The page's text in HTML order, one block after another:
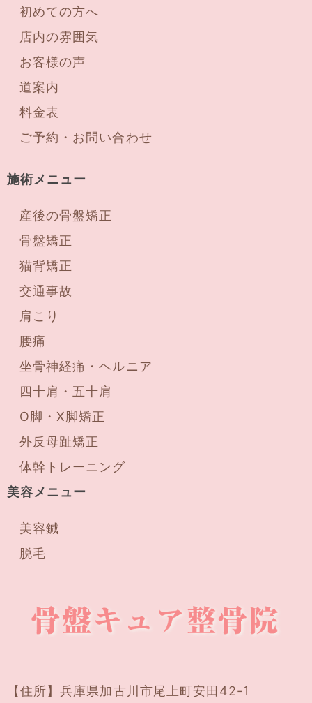
初めての方へ
店内の雰囲気
お客様の声
道案内
料金表
ご予約・お問い合わせ
施術メニュー
産後の骨盤矯正
骨盤矯正
猫背矯正
交通事故
肩こり
腰痛
坐骨神経痛・ヘルニア
四十肩・五十肩
O脚・X脚矯正
外反母趾矯正
体幹トレーニング
美容メニュー
美容鍼
脱毛
【住所】兵庫県加古川市尾上町安田42-1